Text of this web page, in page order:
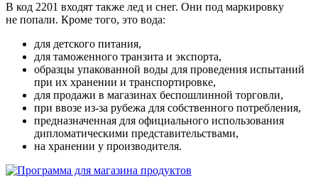
В код 2201 входят также лед и снег. Они под маркировку
не попали. Кроме того, это вода:
для детского питания,
для таможенного транзита и экспорта,
образцы упакованной воды для проведения испытаний
при их хранении и транспортировке,
для продажи в магазинах беспошлинной торговли,
при ввозе из-за рубежа для собственного потребления,
предназначенная для официального использования
дипломатическими представительствами,
на хранении у производителя.